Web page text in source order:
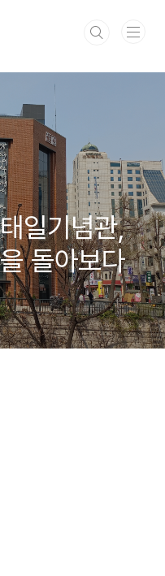
일기념관,
돌아보다